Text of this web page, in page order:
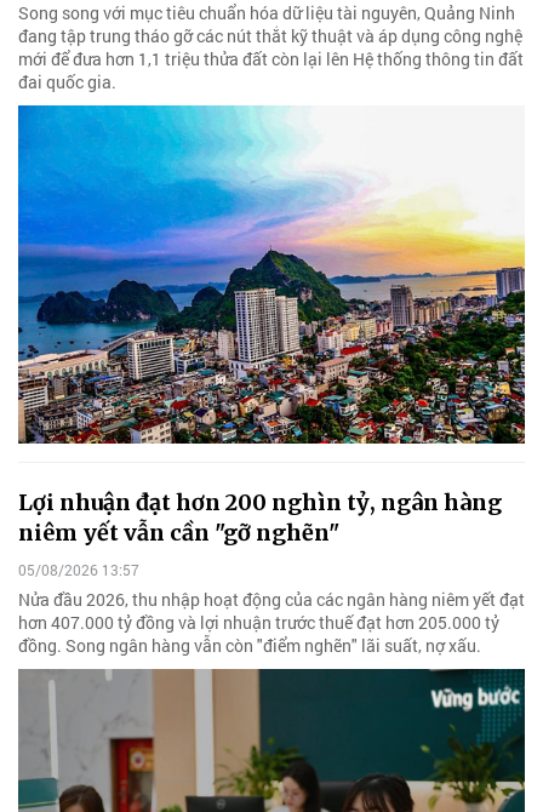
Song song với mục tiêu chuẩn hóa dữ liệu tài nguyên, Quảng Ninh
đang tập trung tháo gỡ các nút thắt kỹ thuật và áp dụng công nghệ
mới để đưa hơn 1,1 triệu thửa đất còn lại lên Hệ thống thông tin đất
đai quốc gia.
Lợi nhuận đạt hơn 200 nghìn tỷ, ngân hàng
niêm yết vẫn cần "gỡ nghẽn"
05/08/2026 13:57
Nửa đầu 2026, thu nhập hoạt động của các ngân hàng niêm yết đạt
hơn 407.000 tỷ đồng và lợi nhuận trước thuế đạt hơn 205.000 tỷ
đồng. Song ngân hàng vẫn còn "điểm nghẽn" lãi suất, nợ xấu.